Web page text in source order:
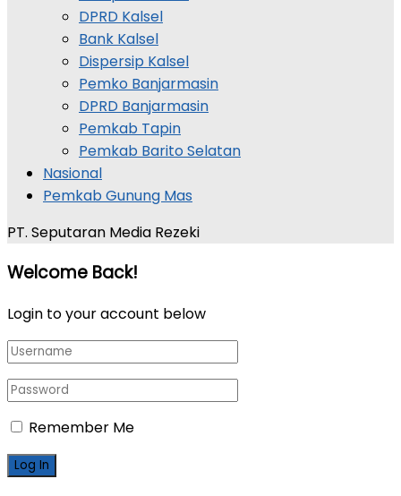
DPRD Kalsel
Bank Kalsel
Dispersip Kalsel
Pemko Banjarmasin
DPRD Banjarmasin
Pemkab Tapin
Pemkab Barito Selatan
Nasional
Pemkab Gunung Mas
PT. Seputaran Media Rezeki
Welcome Back!
Login to your account below
Remember Me